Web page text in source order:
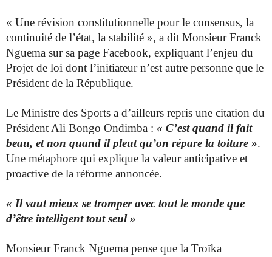
« Une révision constitutionnelle pour le consensus, la
continuité de l’état, la stabilité », a dit Monsieur Franck
Nguema sur sa page Facebook, expliquant l’enjeu du
Projet de loi dont l’initiateur n’est autre personne que le
Président de la République.
Le Ministre des Sports a d’ailleurs repris une citation du
Président Ali Bongo Ondimba : « C’est quand il fait
beau, et non quand il pleut qu’on répare la toiture ».
Une métaphore qui explique la valeur anticipative et
proactive de la réforme annoncée.
« Il vaut mieux se tromper avec tout le monde que
d’être intelligent tout seul »
Monsieur Franck Nguema pense que la Troïka